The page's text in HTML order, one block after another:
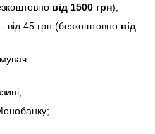
від 1500 грн);
45 грн (безкоштовно від